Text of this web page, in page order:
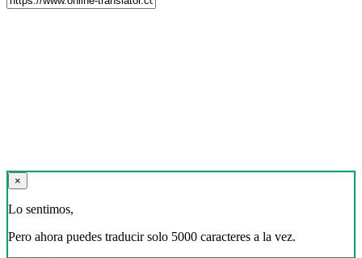
×
Lo sentimos,
Pero ahora puedes traducir solo 5000 caracteres a la vez.